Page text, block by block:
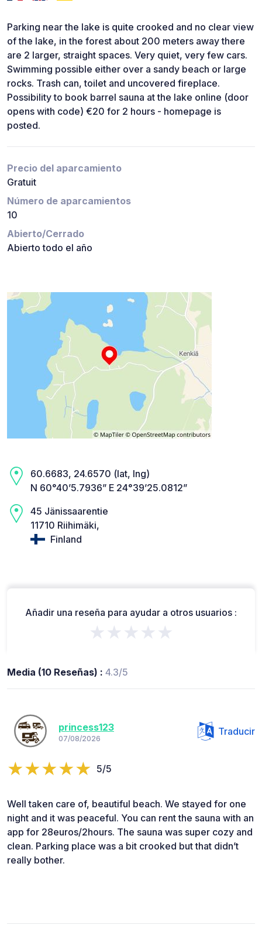
Parking near the lake is quite crooked and no clear view
of the lake, in the forest about 200 meters away there
are 2 larger, straight spaces. Very quiet, very few cars.
Swimming possible either over a sandy beach or large
rocks. Trash can, toilet and uncovered fireplace.
Possibility to book barrel sauna at the lake online (door
opens with code) €20 for 2 hours - homepage is
posted.
Precio del aparcamiento
Gratuit
Número de aparcamientos
10
Abierto/Cerrado
Abierto todo el año
60.6683, 24.6570 (lat, lng)
N 60°40’5.7936” E 24°39’25.0812”
45 Jänissaarentie
11710 Riihimäki,
Finland
Añadir una reseña para ayudar a otros usuarios :
★★★★★
Media (10 Reseñas) : 4.3/5
princess123
07/08/2026
Traducir
5/5
Well taken care of, beautiful beach. We stayed for one
night and it was peaceful. You can rent the sauna with an
app for 28euros/2hours. The sauna was super cozy and
clean. Parking place was a bit crooked but that didn’t
really bother.